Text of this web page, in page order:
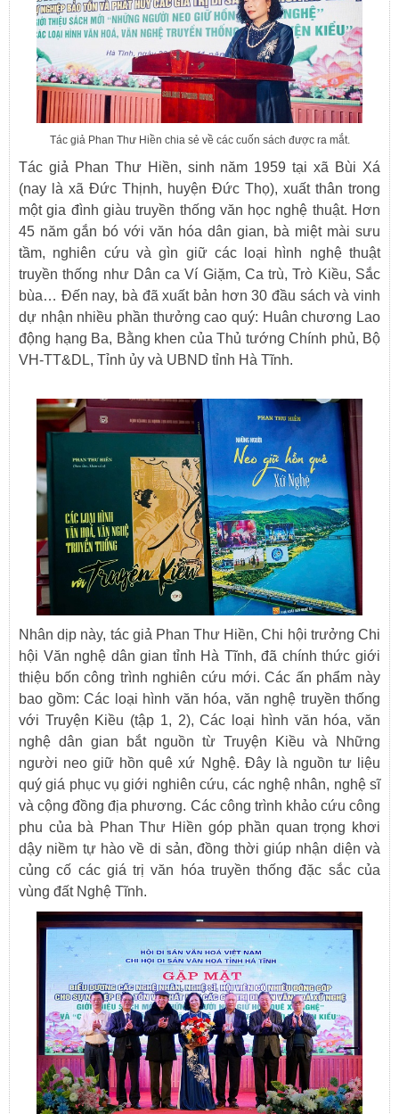
Tác giả Phan Thư Hiền chia sẻ về các cuốn sách được ra mắt.
Tác giả Phan Thư Hiền, sinh năm 1959 tại xã Bùi Xá
(nay là xã Đức Thịnh, huyện Đức Thọ), xuất thân trong
một gia đình giàu truyền thống văn học nghệ thuật. Hơn
45 năm gắn bó với văn hóa dân gian, bà miệt mài sưu
tầm, nghiên cứu và gìn giữ các loại hình nghệ thuật
truyền thống như Dân ca Ví Giặm, Ca trù, Trò Kiều, Sắc
bùa… Đến nay, bà đã xuất bản hơn 30 đầu sách và vinh
dự nhận nhiều phần thưởng cao quý: Huân chương Lao
động hạng Ba, Bằng khen của Thủ tướng Chính phủ, Bộ
VH-TT&DL, Tỉnh ủy và UBND tỉnh Hà Tĩnh.
Nhân dịp này, tác giả Phan Thư Hiền, Chi hội trưởng Chi
hội Văn nghệ dân gian tỉnh Hà Tĩnh, đã chính thức giới
thiệu bốn công trình nghiên cứu mới. Các ấn phẩm này
bao gồm: Các loại hình văn hóa, văn nghệ truyền thống
với Truyện Kiều (tập 1, 2), Các loại hình văn hóa, văn
nghệ dân gian bắt nguồn từ Truyện Kiều và Những
người neo giữ hồn quê xứ Nghệ. Đây là nguồn tư liệu
quý giá phục vụ giới nghiên cứu, các nghệ nhân, nghệ sĩ
và cộng đồng địa phương. Các công trình khảo cứu công
phu của bà Phan Thư Hiền góp phần quan trọng khơi
dậy niềm tự hào về di sản, đồng thời giúp nhận diện và
củng cố các giá trị văn hóa truyền thống đặc sắc của
vùng đất Nghệ Tĩnh.